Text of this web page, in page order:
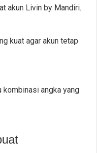
akun Livin by Mandiri.
kuat agar akun tetap
kombinasi angka yang